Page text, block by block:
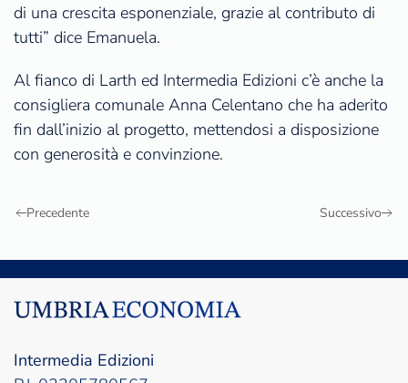
di una crescita esponenziale, grazie al contributo di
tutti” dice Emanuela.
Al fianco di Larth ed Intermedia Edizioni c’è anche la
consigliera comunale Anna Celentano che ha aderito
fin dall’inizio al progetto, mettendosi a disposizione
con generosità e convinzione.
Precedente Successivo
Intermedia Edizioni